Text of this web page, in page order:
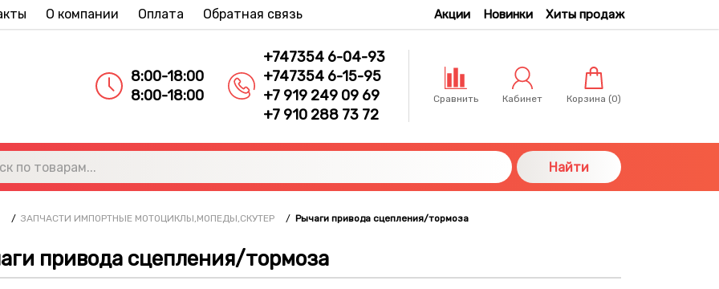
О компании Оплата Обратная связь Акции Новинки Хиты продаж
8:00-18:00
8:00-18:00
+747354 6-04-93
+747354 6-15-95
+7 919 249 09 69
+7 910 288 73 72
Сравнить Кабинет Корзина (0)
Найти
/ ЗАПЧАСТИ ИМПОРТНЫЕ МОТОЦИКЛЫ,МОПЕДЫ,СКУТЕР / Рычаги привода сцепления/тормоза
привода сцепления/тормоза